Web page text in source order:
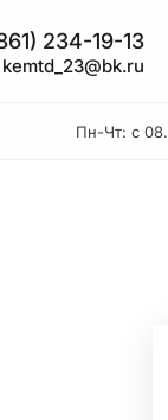
234-19-13
kemtd_23@bk.ru
Пн-Чт: с